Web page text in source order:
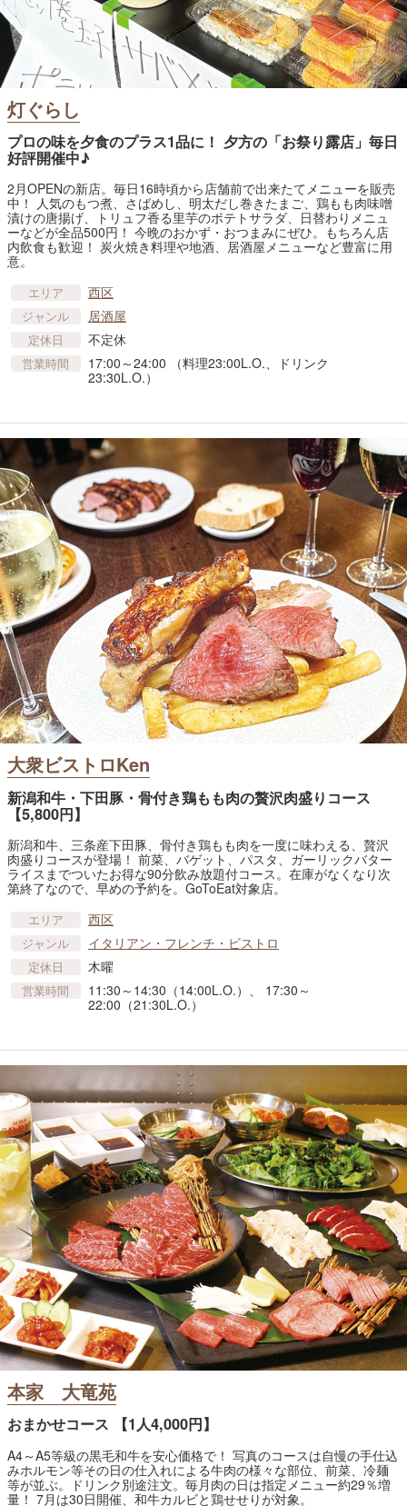
灯ぐらし
プロの味を夕食のプラス1品に！ 夕方の「お祭り露店」毎日
好評開催中♪
2月OPENの新店。毎日16時頃から店舗前で出来たてメニューを販売
中！ 人気のもつ煮、さばめし、明太だし巻きたまご、鶏もも肉味噌
漬けの唐揚げ、トリュフ香る里芋のポテトサラダ、日替わりメニュ
ーなどが全品500円！ 今晩のおかず・おつまみにぜひ。もちろん店
内飲食も歓迎！ 炭火焼き料理や地酒、居酒屋メニューなど豊富に用
意。
エリア 西区
ジャンル 居酒屋
定休日 不定休
営業時間
17:00～24:00 （料理23:00L.O.、ドリンク
23:30L.O.）
大衆ビストロKen
新潟和牛・下田豚・骨付き鶏もも肉の贅沢肉盛りコース
【5,800円】
新潟和牛、三条産下田豚、骨付き鶏もも肉を一度に味わえる、贅沢
肉盛りコースが登場！ 前菜、バゲット、パスタ、ガーリックバター
ライスまでついたお得な90分飲み放題付コース。在庫がなくなり次
第終了なので、早めの予約を。GoToEat対象店。
エリア 西区
ジャンル イタリアン・フレンチ・ビストロ
定休日 木曜
営業時間
11:30～14:30（14:00L.O.）、 17:30～
22:00（21:30L.O.）
本家 大竜苑
おまかせコース 【1人4,000円】
A4～A5等級の黒毛和牛を安心価格で！ 写真のコースは自慢の手仕込
みホルモン等その日の仕入れによる牛肉の様々な部位、前菜、冷麺
等が並ぶ。ドリンク別途注文。毎月肉の日は指定メニュー約29％増
量！ 7月は30日開催、和牛カルビと鶏せせりが対象。